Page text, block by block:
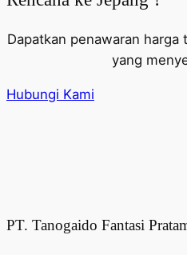
Dapatkan penawaran
yang
Hubungi Kami
PT. Tanogaido Fantasi